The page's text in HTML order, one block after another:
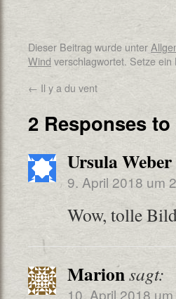
Dieser Beitrag wurde unter
Wind verschlagwortet. Setze ein
← Il y a du vent
2 Responses to
Ursula Weber
9. April 2018 um
Wow, tolle
Marionsagt:
10. April 2018